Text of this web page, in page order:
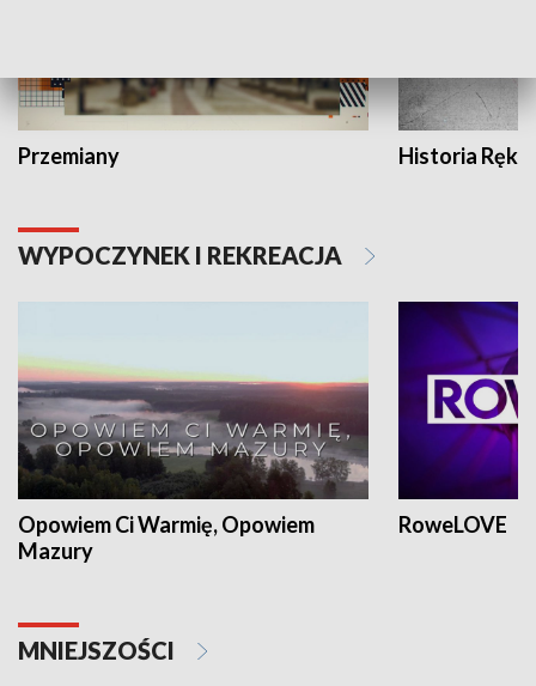
Przemiany Historia Ręką
WYPOCZYNEK I REKREACJA
Opowiem Ci Warmię, Opowiem
Mazury
RoweLOVE
MNIEJSZOŚCI